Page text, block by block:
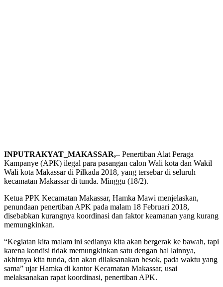
INPUTRAKYAT_MAKASSAR,–Penertiban Alat Peraga
Kampanye (APK) ilegal para pasangan calon Wali kota dan Wakil
Wali kota Makassar di Pilkada 2018, yang tersebar di seluruh
kecamatan Makassar di tunda. Minggu (18/2).
Ketua PPK Kecamatan Makassar, Hamka Mawi menjelaskan,
penundaan penertiban APK pada malam 18 Februari 2018,
disebabkan kurangnya koordinasi dan faktor keamanan yang kurang
memungkinkan.
“Kegiatan kita malam ini sedianya kita akan bergerak ke bawah, tapi
karena kondisi tidak memungkinkan satu dengan hal lainnya,
akhirnya kita tunda, dan akan dilaksanakan besok, pada waktu yang
sama” ujar Hamka di kantor Kecamatan Makassar, usai
melaksanakan rapat koordinasi, penertiban APK.